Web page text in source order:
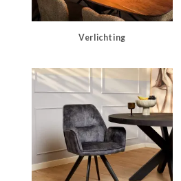
Verlichting